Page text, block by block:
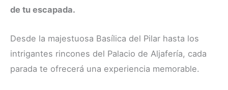
de tu escapada.
Desde la majestuosa Basílica del Pilar hasta los
intrigantes rincones del Palacio de Aljafería, cada
parada te ofrecerá una experiencia memorable.